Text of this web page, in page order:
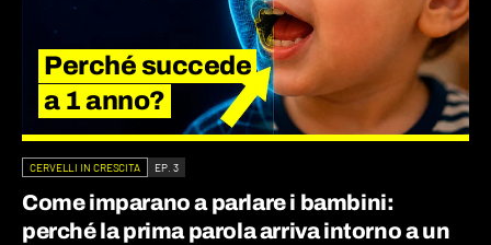
Perché succede
a 1 anno?
CERVELLI IN CRESCITA EP. 3
Come imparano a parlare i bambini:
perché la prima parola arriva intorno a un